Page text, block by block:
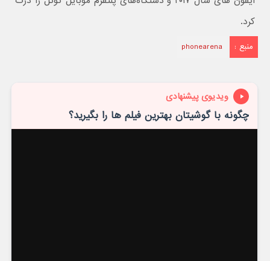
کرد.
منبع : phonearena
ویدیوی پیشنهادی
چگونه با گوشیتان بهترین فیلم ها را بگیرید؟